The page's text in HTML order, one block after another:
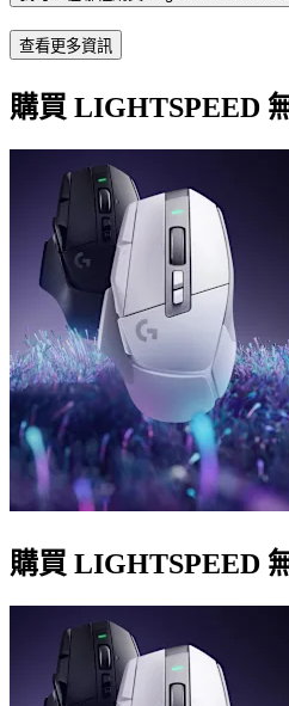
查看更多資訊
購買 LIGHTSPEED
購買 LIGHTSPEED